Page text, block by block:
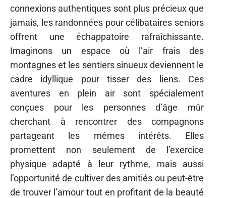
connexions authentiques sont plus précieux que
jamais, les randonnées pour célibataires seniors
offrent une échappatoire rafraîchissante.
Imaginons un espace où l’air frais des
montagnes et les sentiers sinueux deviennent le
cadre idyllique pour tisser des liens. Ces
aventures en plein air sont spécialement
conçues pour les personnes d’âge mûr
cherchant à rencontrer des compagnons
partageant les mêmes intérêts. Elles
promettent non seulement de l’exercice
physique adapté à leur rythme, mais aussi
l’opportunité de cultiver des amitiés ou peut-être
de trouver l’amour tout en profitant de la beauté